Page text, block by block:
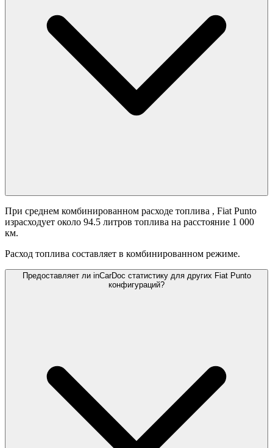
При среднем комбинированном расходе топлива , Fiat Punto
израсходует около 94.5 литров топлива на расстояние 1 000
км.
Расход топлива составляет в комбинированном режиме.
Предоставляет ли inCarDoc статистику для других Fiat Punto
конфигураций?